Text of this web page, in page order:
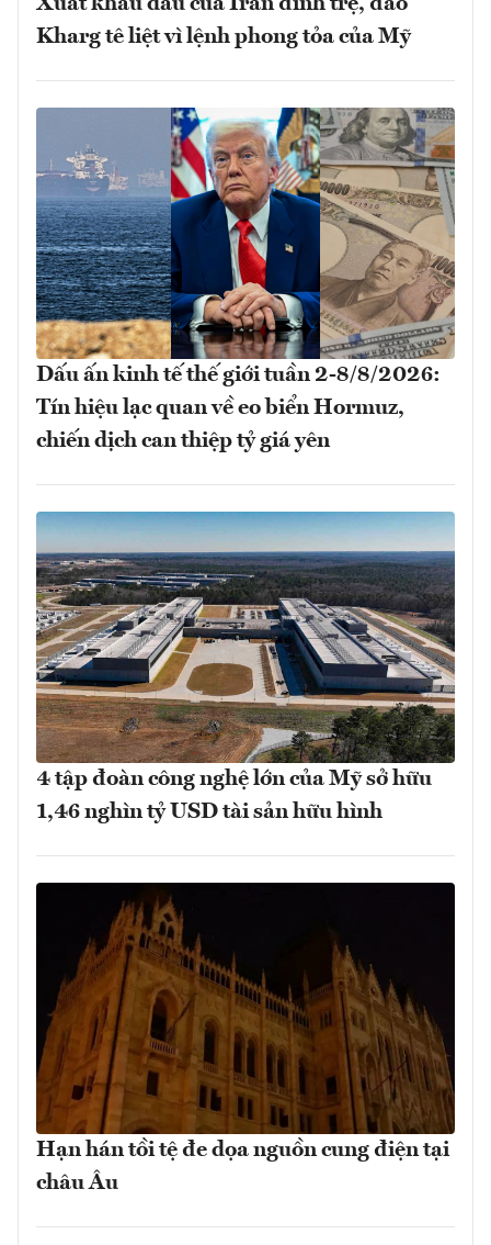
Kharg tê liệt vì lệnh phong tỏa của Mỹ
Dấu ấn kinh tế thế giới tuần 2-8/8/2026:
Tín hiệu lạc quan về eo biển Hormuz,
chiến dịch can thiệp tỷ giá yên
4 tập đoàn công nghệ lớn của Mỹ sở hữu
1,46 nghìn tỷ USD tài sản hữu hình
Hạn hán tồi tệ đe dọa nguồn cung điện tại
châu Âu